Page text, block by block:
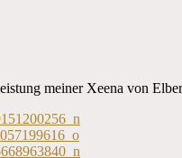
meiner Xeena von